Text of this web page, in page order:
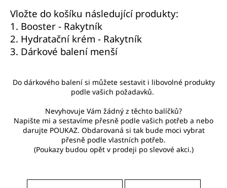
Vložte do košíku následující produkty:
1. Booster - Rakytník
2. Hydratační krém - Rakytník
3. Dárkové balení menší
Do dárkového balení si můžete sestavit i libovolné produkty
podle vašich požadavků.
Nevyhovuje Vám žádný z těchto balíčků?
Napište mi a sestavíme přesně podle vašich potřeb a nebo
darujte POUKAZ. Obdarovaná si tak bude moci vybrat
přesně podle vlastních potřeb.
(Poukazy budou opět v prodeji po slevové akci.)